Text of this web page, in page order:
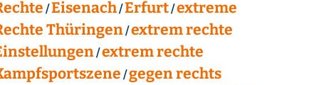
Eisenach Erfurt extreme
Thüringen extrem rechte
extrem rechte
gegen rechts